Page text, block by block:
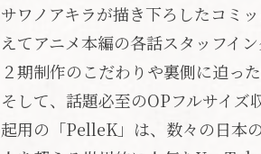
サワノアキラが描き下ろしたコミ
えてアニメ本編の各話スタッフイ
２期制作のこだわりや裏側に迫っ
そして、話題必至のOPフルサイ
起用の「PelleK」は、数々の日本